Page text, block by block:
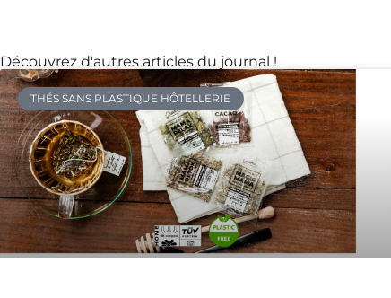
Découvrez d'autres articles du journal !
THÉS SANS PLASTIQUE HÔTELLERIE